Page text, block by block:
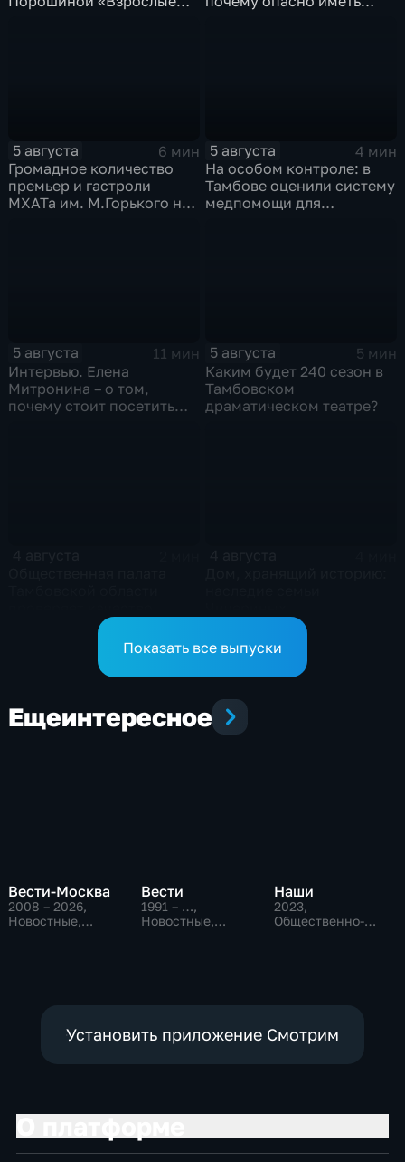
5 августа
6 мин
Громадное количество
премьер и гастроли
МХАТа им. М.Горького на
5 августа
4 мин
На особом контроле: в
Тамбове оценили систему
медпомощи для
5 августа
11 мин
Интервью. Елена
Митронина – о том,
почему стоит посетить
5 августа
5 мин
Каким будет 240 сезон в
Тамбовском
драматическом театре?
оказания медпомощи
участникам СВОПоказать все выпуски
Ещеинтересное
Вести-Москва
2008 – 2026,
Новостные,
Вести
1991 – …,
Новостные,
Наши
2023,
Общественно-
Установить приложение Смотрим